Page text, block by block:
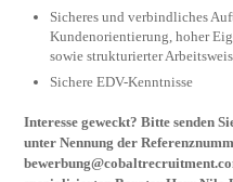
Sicheres und verbindliches
Kundenorientierung, hoher
sowie strukturierter
Sichere EDV-Kenntnisse
Interesse geweckt? Bitte senden
unter Nennung der